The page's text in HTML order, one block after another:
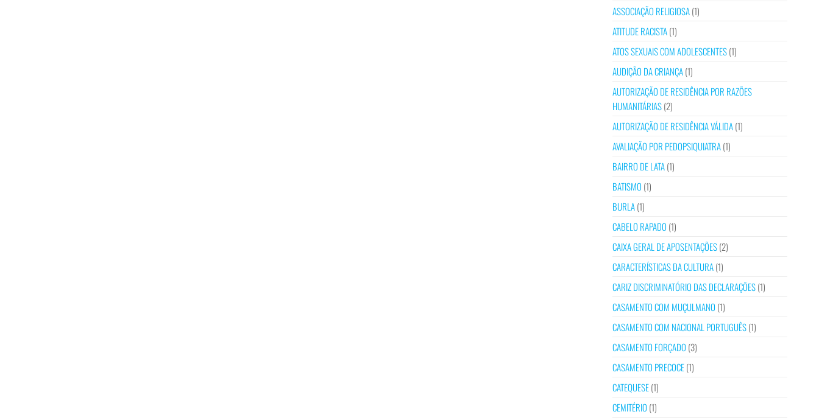
ASSOCIAÇÃO RELIGIOSA(1)
ATITUDE RACISTA(1)
ATOS SEXUAIS COM ADOLESCENTES(1)
AUDIÇÃO DA CRIANÇA(1)
AUTORIZAÇÃO DE RESIDÊNCIA POR RAZÕES
HUMANITÁRIAS(2)
AUTORIZAÇÃO DE RESIDÊNCIA VÁLIDA(1)
AVALIAÇÃO POR PEDOPSIQUIATRA(1)
BAIRRO DE LATA(1)
BATISMO (1)
BURLA(1)
CABELO RAPADO (1)
CAIXA GERAL DE APOSENTAÇÕES(2)
CARACTERÍSTICAS DA CULTURA(1)
CARIZ DISCRIMINATÓRIO DAS DECLARAÇÕES(1)
CASAMENTO COM MUÇULMANO (1)
CASAMENTO COM NACIONAL PORTUGUÊS(1)
CASAMENTO FORÇADO (3)
CASAMENTO PRECOCE(1)
CATEQUESE(1)
CEMITÉRIO (1)